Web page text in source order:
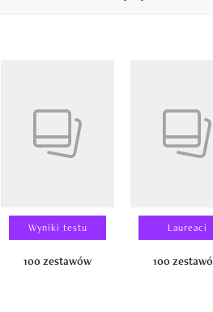
Wyniki testu
100 zestawów
Laureaci
100